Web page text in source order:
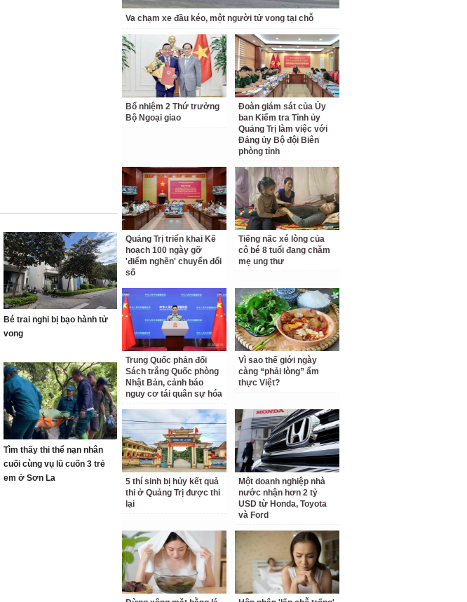
Bé trai nghi bị bạo hành tử
vong
Tìm thấy thi thể nạn nhân
cuối cùng vụ lũ cuốn 3 trẻ
em ở Sơn La
Va chạm xe đầu kéo, một người tử vong tại chỗ
Bổ nhiệm 2 Thứ trưởng
Bộ Ngoại giao
Đoàn giám sát của Ủy
ban Kiểm tra Tỉnh ủy
Quảng Trị làm việc với
Đảng ủy Bộ đội Biên
phòng tỉnh
Quảng Trị triển khai Kế
hoạch 100 ngày gỡ
'điểm nghẽn' chuyển đổi
số
Tiếng nấc xé lòng của
cô bé 8 tuổi đang chăm
mẹ ung thư
Trung Quốc phản đối
Sách trắng Quốc phòng
Nhật Bản, cảnh báo
nguy cơ tái quân sự hóa
Vì sao thế giới ngày
càng “phải lòng” ẩm
thực Việt?
5 thí sinh bị hủy kết quả
thi ở Quảng Trị được thi
lại
Một doanh nghiệp nhà
nước nhận hơn 2 tỷ
USD từ Honda, Toyota
và Ford